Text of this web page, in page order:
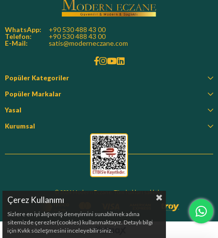
WhatsApp:
+90 530 488 43 00
Telefon:
+90 530 488 43 00
E-Mail:
satis@moderneczane.com
Popüler Kategoriler
Popüler Markalar
Yasal
Kurumsal
© 2024 Modern Eczane. Tüm hakları saklıdır.
Çerez Kullanımı
Sizlere en iyi alışveriş deneyimini sunabilmek adına
sitemizde çerezler(cookies) kullanmaktayız. Detaylı bilgi
için Kvkk sözleşmesini inceleyebilirsiniz.